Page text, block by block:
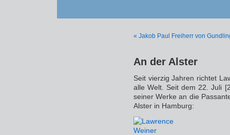
« Jakob Paul Freiherr von
An der Alster
Seit vierzig Jahren richtet
alle Welt. Seit dem 22. Juli
seiner Werke an die
Alster in Hamburg: